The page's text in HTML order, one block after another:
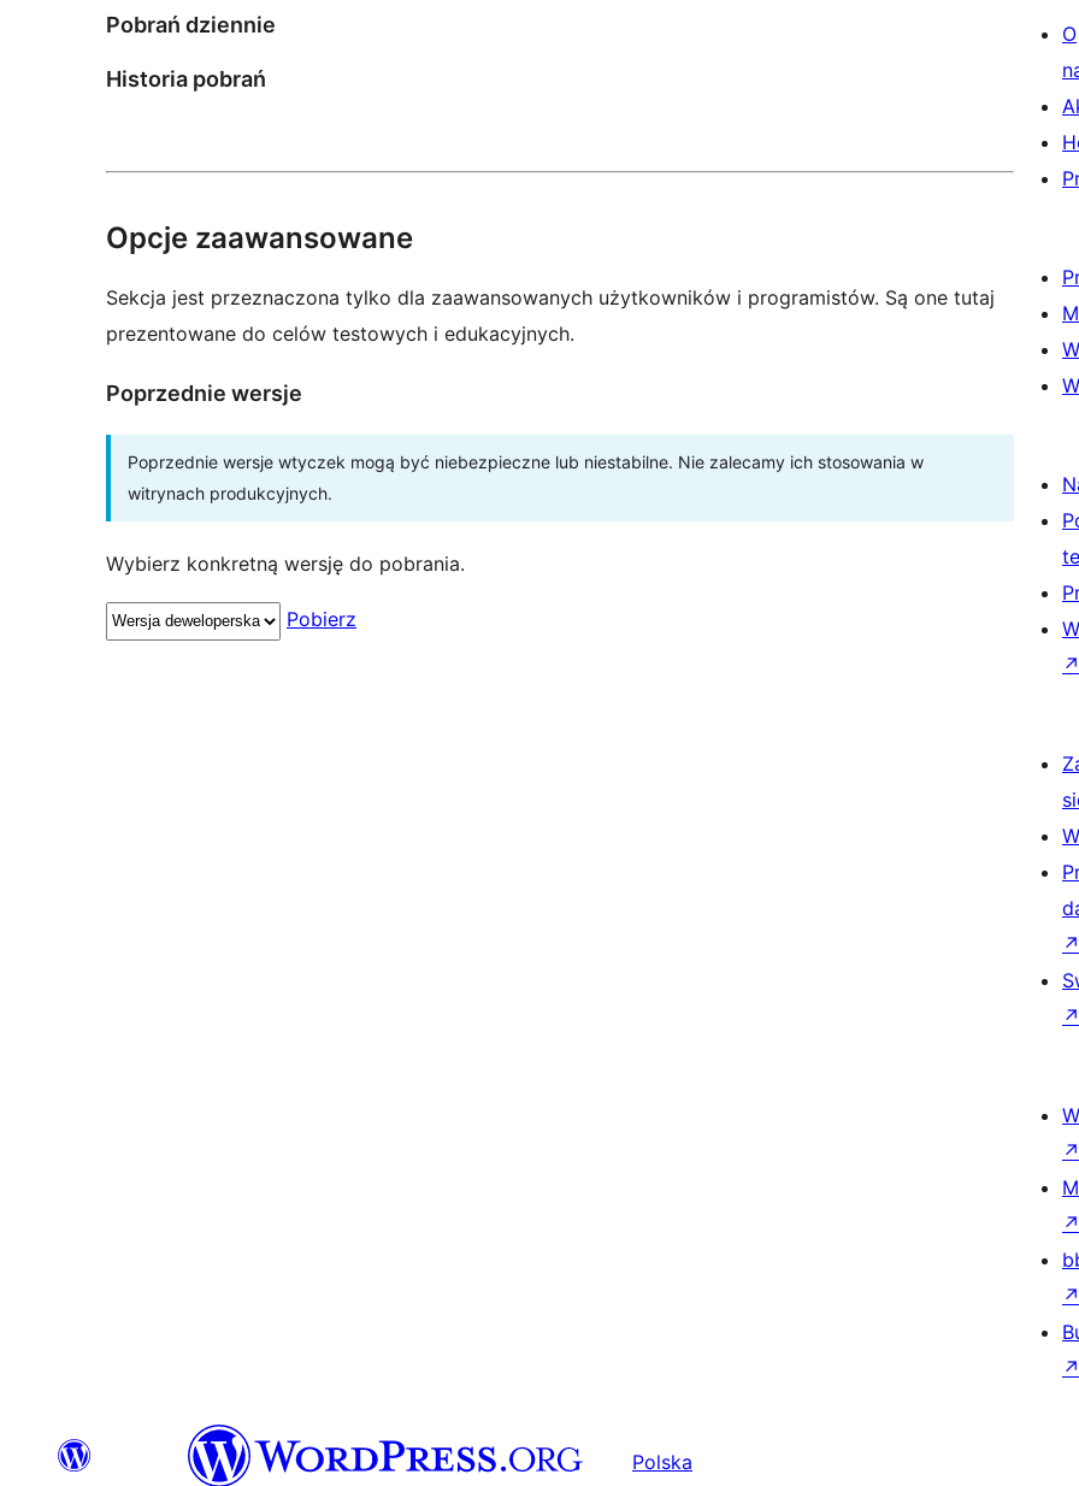
Pobrań dziennie
Historia pobrań
Opcje zaawansowane
Sekcja jest przeznaczona tylko dla zaawansowanych użytkowników i programistów. Są one tutaj
prezentowane do celów testowych i edukacyjnych.
Poprzednie wersje
Poprzednie wersje wtyczek mogą być niebezpieczne lub niestabilne. Nie zalecamy ich stosowania w
witrynach produkcyjnych.
Wybierz konkretną wersję do pobrania.
Pobierz
O
↗
↗
↗
↗
↗
↗
↗
Polska